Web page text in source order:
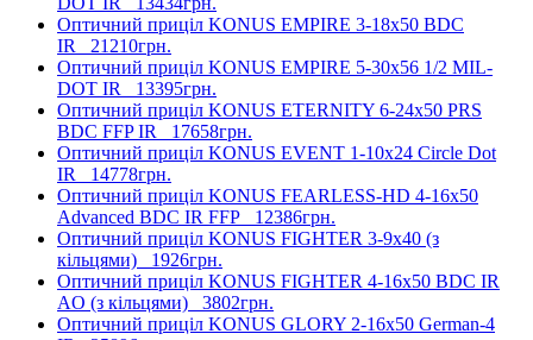
Оптичний приціл KONUS EMPIRE 3-18x50 BDC
IR 21210грн.
Оптичний приціл KONUS EMPIRE 5-30x56 1/2 MIL-
DOT IR 13395грн.
Оптичний приціл KONUS ETERNITY 6-24x50 PRS
BDC FFP IR 17658грн.
Оптичний приціл KONUS EVENT 1-10x24 Circle Dot
IR 14778грн.
Оптичний приціл KONUS FEARLESS-HD 4-16x50
Advanced BDC IR FFP 12386грн.
Оптичний приціл KONUS FIGHTER 3-9x40 (з
кільцями) 1926грн.
Оптичний приціл KONUS FIGHTER 4-16x50 BDC IR
AO (з кільцями) 3802грн.
Оптичний приціл KONUS GLORY 2-16x50 German-4